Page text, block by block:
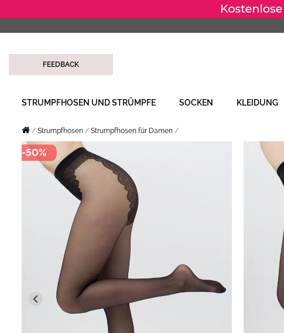
FEEDBACK
STRUMPFHOSEN UND STRÜMPFE SOCKEN KLEIDUNG
Strumpfhosen Strumpfhosen für Damen
-50%